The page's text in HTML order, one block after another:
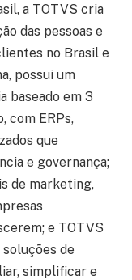
a TOTVS cria
das pessoas e
no Brasil e
possui um
baseado em 3
com ERPs,
que
e governança;
de marketing,
e TOTVS
de
simplificar e